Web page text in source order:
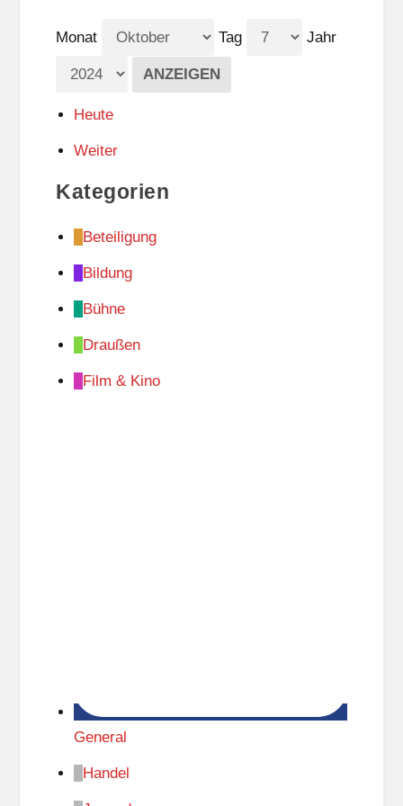
Monat Tag Jahr
Heute
Weiter
Kategorien
Beteiligung
Bildung
Bühne
Draußen
Film & Kino
General
Handel